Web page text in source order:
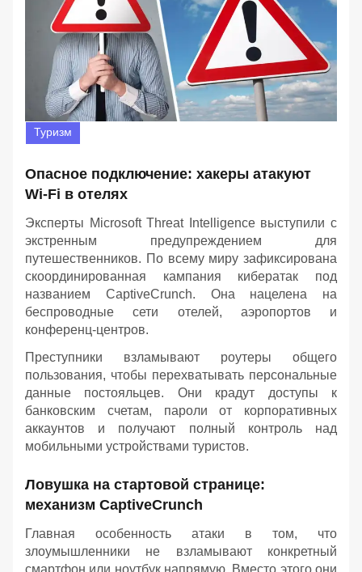
Туризм
Опасное подключение: хакеры атакуют
Wi-Fi в отелях
Эксперты Microsoft Threat Intelligence выступили с
экстренным предупреждением для
путешественников. По всему миру зафиксирована
скоординированная кампания кибератак под
названием CaptiveCrunch. Она нацелена на
беспроводные сети отелей, аэропортов и
конференц-центров.
Преступники взламывают роутеры общего
пользования, чтобы перехватывать персональные
данные постояльцев. Они крадут доступы к
банковским счетам, пароли от корпоративных
аккаунтов и получают полный контроль над
мобильными устройствами туристов.
Ловушка на стартовой странице:
механизм CaptiveCrunch
Главная особенность атаки в том, что
злоумышленники не взламывают конкретный
смартфон или ноутбук напрямую. Вместо этого они